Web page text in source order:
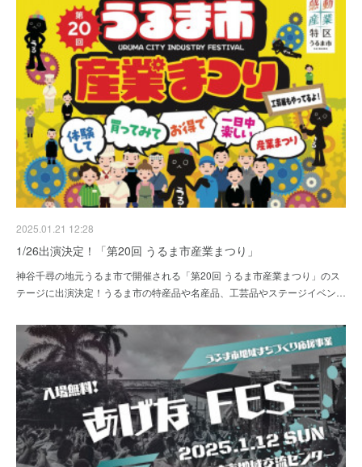
2025.01.21 12:28
1/26出演決定！「第20回 うるま市産業まつり」
神谷千尋の地元うるま市で開催される「第20回 うるま市産業まつり」のス
テージに出演決定！うるま市の特産品や名産品、工芸品やステージイベン…